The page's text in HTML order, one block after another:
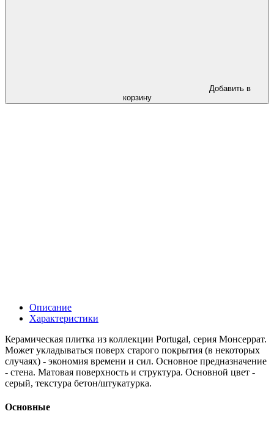
Добавить в
корзину
Описание
Характеристики
Керамическая плитка из коллекции Portugal, серия Монсеррат.
Может укладываться поверх старого покрытия (в некоторых
случаях) - экономия времени и сил. Основное предназначение
- стена. Матовая поверхность и структура. Основной цвет -
серый, текстура бетон/штукатурка.
Основные